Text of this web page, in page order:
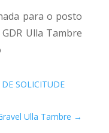
para o posto
Ulla Tambre
SOLICITUDE
Ulla Tambre →